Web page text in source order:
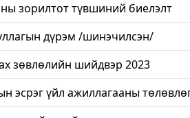
зорилтот түвшиний биелэлт
дүрэм /шинэчилсэн/
зөвлөлийн шийдвэр 2023
эсрэг үйл ажиллагааны